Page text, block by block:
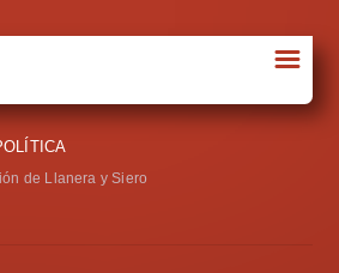
☰
de Llanera y Siero